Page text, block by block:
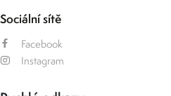
Sociální sítě
Facebook
Instagram